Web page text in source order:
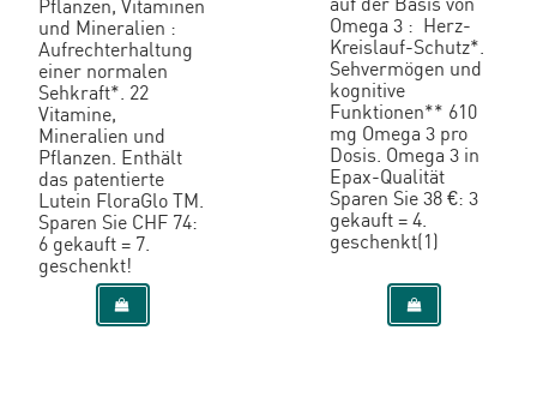
Pflanzen, Vitaminen
und Mineralien :
Aufrechterhaltung
einer normalen
Sehkraft*. 22
Vitamine,
Mineralien und
Pflanzen. Enthält
das patentierte
Lutein FloraGlo TM.
Sparen Sie CHF 74:
6 gekauft = 7.
geschenkt!
Omega 3 : Herz-
Kreislauf-Schutz*.
Sehvermögen und
kognitive
Funktionen** 610
mg Omega 3 pro
Dosis. Omega 3 in
Epax-Qualität
Sparen Sie 38 €: 3
gekauft = 4.
geschenkt(1)